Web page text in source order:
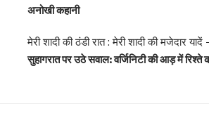
अनोखी कहानी
मेरी शादी की ठंडी रात : मेरी शादी की मजेदार
सुहागरात पर उठे सवाल: वर्जिनिटी की आड़ में रिश्ते